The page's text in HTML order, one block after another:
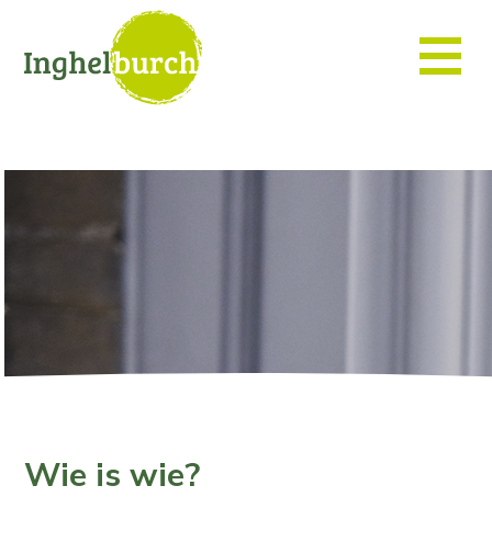
Wie is wie?